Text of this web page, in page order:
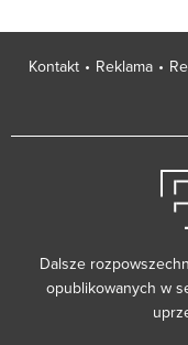
Kontakt Reklama
Dalsze
opublikowanych w